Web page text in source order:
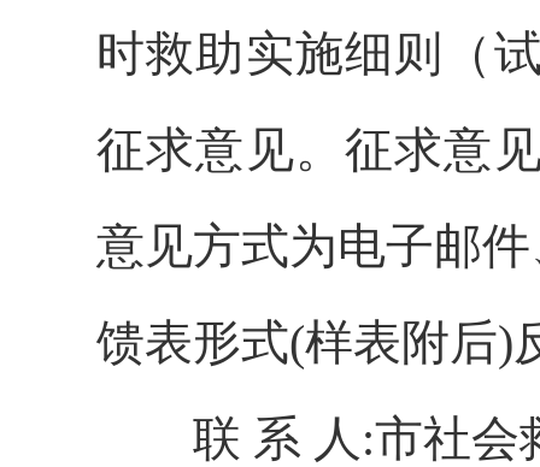
时救助实施细则（
征求意见。征求意
意见方式为电子邮
馈表形式(样表附后)
联 系 人:市社